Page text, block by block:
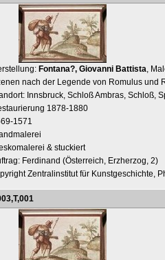
Fontana?, Giovanni Battista,
nach der Legende von Romulus und
Innsbruck, Schloß Ambras, Schloß,
1878-1880
1571
& stuckiert
Ferdinand (Österreich, Erzherzog, 2)
Zentralinstitut für Kunstgeschichte,